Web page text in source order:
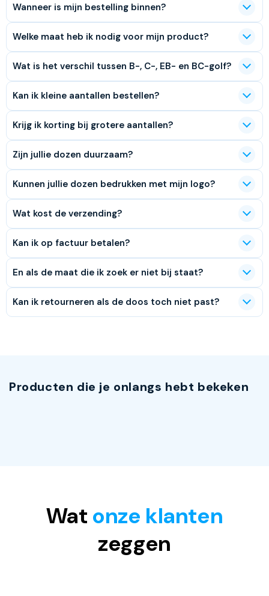
Wanneer is mijn bestelling binnen?
Welke maat heb ik nodig voor mijn product?
Wat is het verschil tussen B-, C-, EB- en BC-golf?
Kan ik kleine aantallen bestellen?
Krijg ik korting bij grotere aantallen?
Zijn jullie dozen duurzaam?
Kunnen jullie dozen bedrukken met mijn logo?
Wat kost de verzending?
Kan ik op factuur betalen?
En als de maat die ik zoek er niet bij staat?
Kan ik retourneren als de doos toch niet past?
Producten die je onlangs hebt bekeken
Wat onze klanten
zeggen